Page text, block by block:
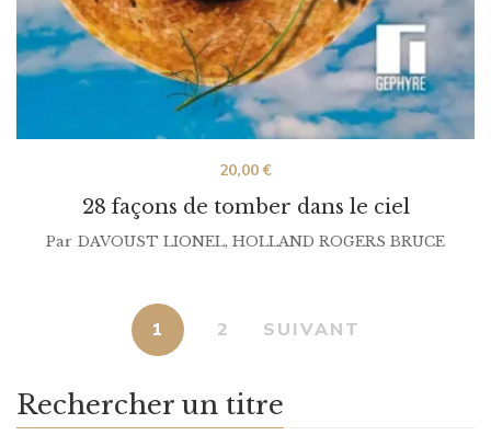
28 façons de tomber dans le ciel
20,00€
Par DAVOUST LIONEL, HOLLAND ROGERS BRUCE
1 2 SUIVANT
Rechercher un titre